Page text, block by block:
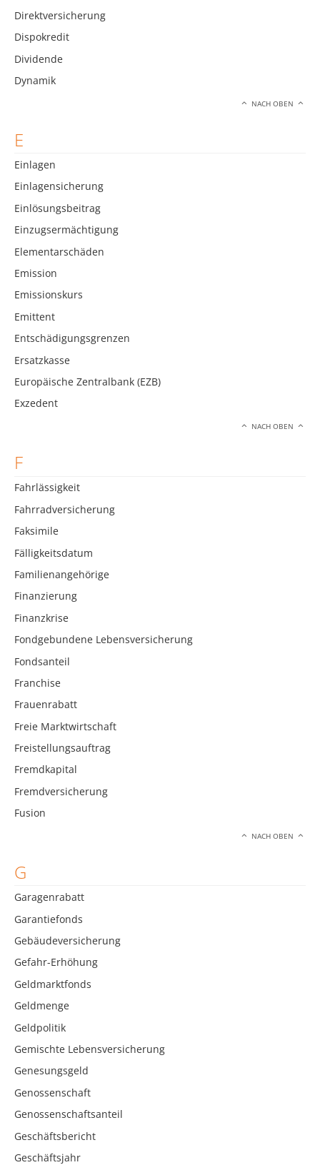
Direktversicherung
Dispokredit
Dividende
Dynamik
NACH OBEN
E
Einlagen
Einlagensicherung
Einlösungsbeitrag
Einzugsermächtigung
Elementarschäden
Emission
Emissionskurs
Emittent
Entschädigungsgrenzen
Ersatzkasse
Europäische Zentralbank (EZB)
Exzedent
NACH OBEN
F
Fahrlässigkeit
Fahrradversicherung
Faksimile
Fälligkeitsdatum
Familienangehörige
Finanzierung
Finanzkrise
Fondgebundene Lebensversicherung
Fondsanteil
Franchise
Frauenrabatt
Freie Marktwirtschaft
Freistellungsauftrag
Fremdkapital
Fremdversicherung
Fusion
NACH OBEN
G
Garagenrabatt
Garantiefonds
Gebäudeversicherung
Gefahr-Erhöhung
Geldmarktfonds
Geldmenge
Geldpolitik
Gemischte Lebensversicherung
Genesungsgeld
Genossenschaft
Genossenschaftsanteil
Geschäftsbericht
Geschäftsjahr